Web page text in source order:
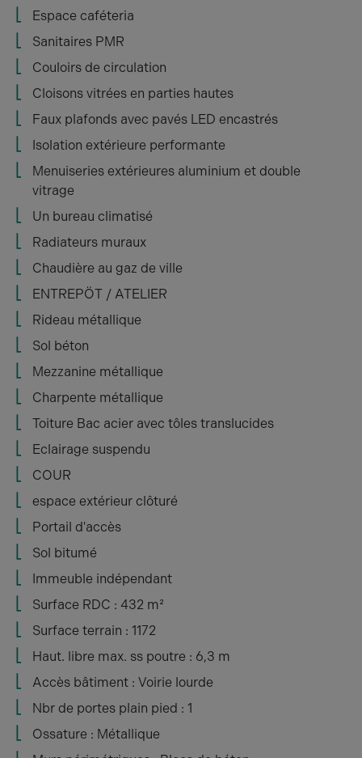
Espace caféteria
Sanitaires PMR
Couloirs de circulation
Cloisons vitrées en parties hautes
Faux plafonds avec pavés LED encastrés
Isolation extérieure performante
Menuiseries extérieures aluminium et double
vitrage
Un bureau climatisé
Radiateurs muraux
Chaudière au gaz de ville
ENTREPÖT / ATELIER
Rideau métallique
Sol béton
Mezzanine métallique
Charpente métallique
Toiture Bac acier avec tôles translucides
Eclairage suspendu
COUR
espace extérieur clôturé
Portail d'accès
Sol bitumé
Immeuble indépendant
Surface RDC : 432 m²
Surface terrain : 1172
Haut. libre max. ss poutre : 6,3 m
Accès bâtiment : Voirie lourde
Nbr de portes plain pied : 1
Ossature : Métallique